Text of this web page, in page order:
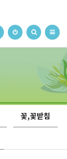
꽃,꽃받침